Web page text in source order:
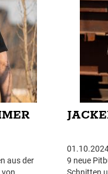
aus der
9 neue